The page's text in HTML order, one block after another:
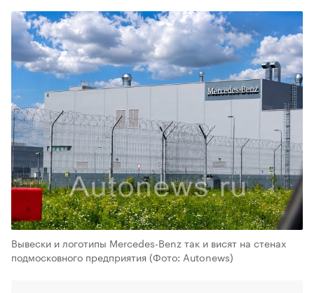
Вывески и логотипы Mercedes-Benz так и висят на стенах
подмосковного предприятия (Фото: Autonews)